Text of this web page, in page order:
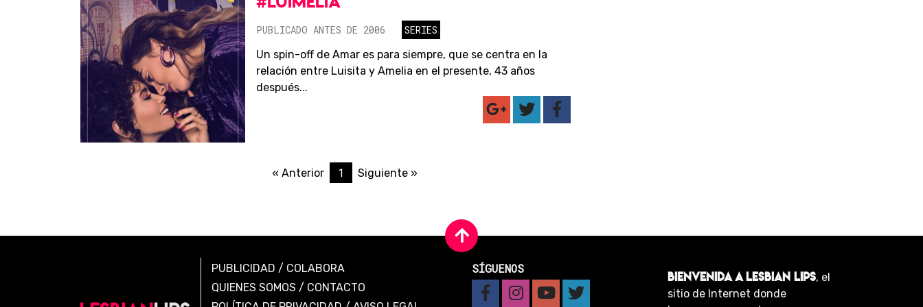
PUBLICADO ANTES DE 2006
SERIES
Un spin-off de Amar es para siempre, que se centra en la
relación entre Luisita y Amelia en el presente, 43 años
después...
« Anterior 1 Siguiente »
PUBLICIDAD / COLABORA
QUIENES SOMOS / CONTACTO
SÍGUENOS
BIENVENIDA A LESBIAN LIPS, el
sitio de Internet donde